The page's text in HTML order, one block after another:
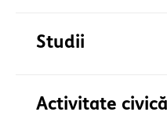
Studii
Activitate civică